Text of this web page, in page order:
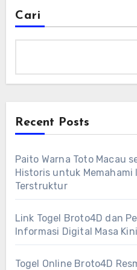
Cari
Recent Posts
Paito Warna Toto Macau
Historis untuk
Terstruktur
Link Togel Broto4D dan
Informasi Digital Masa Kini
Togel Online Broto4D